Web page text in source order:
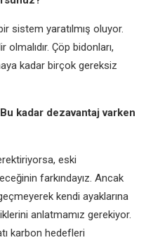
sistem yaratılmış oluyor.
olmalıdır. Çöp bidonları,
kadar birçok gereksiz
Bu kadar dezavantaj varken
eski
farkındayız. Ancak
kendi ayaklarına
anlatmamız gerekiyor.
karbon hedefleri